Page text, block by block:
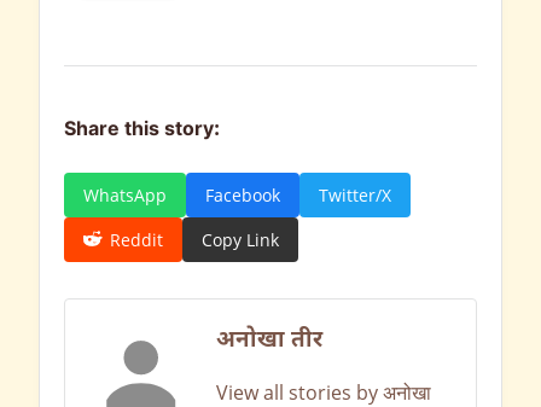
Share this story:
WhatsApp Facebook
Twitter/X
Reddit
Copy Link
अनोखा तीर
View all stories by अनोखा